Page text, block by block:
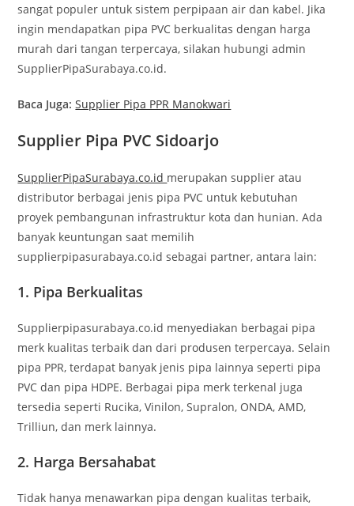
sangat populer untuk sistem perpipaan air dan kabel. Jika
ingin mendapatkan pipa PVC berkualitas dengan harga
murah dari tangan terpercaya, silakan hubungi admin
SupplierPipaSurabaya.co.id.
Baca Juga:Supplier Pipa PPR Manokwari
Supplier Pipa PVC Sidoarjo
SupplierPipaSurabaya.co.id merupakan supplier atau
distributor berbagai jenis pipa PVC untuk kebutuhan
proyek pembangunan infrastruktur kota dan hunian. Ada
banyak keuntungan saat memilih
supplierpipasurabaya.co.id sebagai partner, antara lain:
1. Pipa Berkualitas
Supplierpipasurabaya.co.id menyediakan berbagai pipa
merk kualitas terbaik dan dari produsen terpercaya. Selain
pipa PPR, terdapat banyak jenis pipa lainnya seperti pipa
PVC dan pipa HDPE. Berbagai pipa merk terkenal juga
tersedia seperti Rucika, Vinilon, Supralon, ONDA, AMD,
Trilliun, dan merk lainnya.
2. Harga Bersahabat
Tidak hanya menawarkan pipa dengan kualitas terbaik,